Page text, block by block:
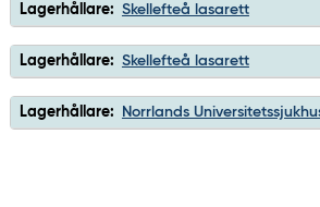
Lagerhållare: Skellefteå lasarett
Lagerhållare: Skellefteå lasarett
Lagerhållare: Norrlands